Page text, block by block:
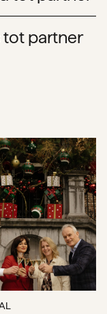
tot partner